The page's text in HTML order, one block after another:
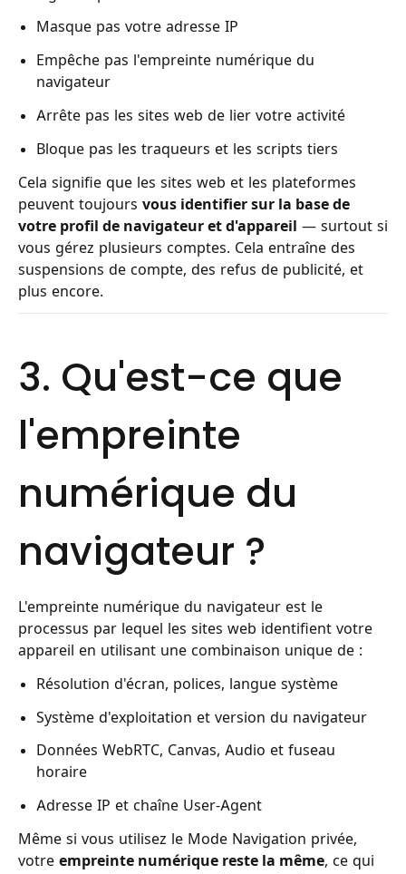
Masque pas votre adresse IP
Empêche pas l'empreinte numérique du
navigateur
Arrête pas les sites web de lier votre activité
Bloque pas les traqueurs et les scripts tiers
Cela signifie que les sites web et les plateformes
peuvent toujours vous identifier sur la base de
votre profil de navigateur et d'appareil — surtout si
vous gérez plusieurs comptes. Cela entraîne des
suspensions de compte, des refus de publicité, et
plus encore.
3. Qu'est-ce que
l'empreinte
numérique du
navigateur ?
L'empreinte numérique du navigateur est le
processus par lequel les sites web identifient votre
appareil en utilisant une combinaison unique de :
Résolution d'écran, polices, langue système
Système d'exploitation et version du navigateur
Données WebRTC, Canvas, Audio et fuseau
horaire
Adresse IP et chaîne User-Agent
Même si vous utilisez le Mode Navigation privée,
votre empreinte numérique reste la même, ce qui